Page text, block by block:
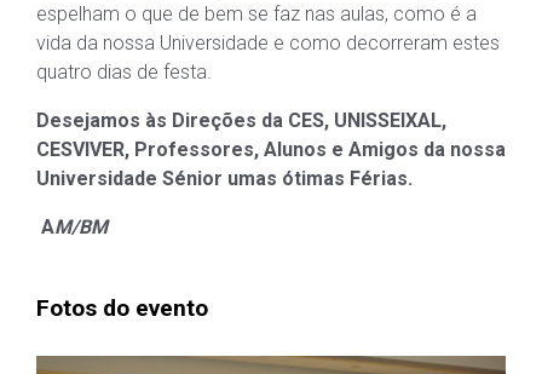
espelham o que de bem se faz nas aulas, como é a
vida da nossa Universidade e como decorreram estes
quatro dias de festa.
Desejamos às Direções da CES, UNISSEIXAL,
CESVIVER, Professores, Alunos e Amigos da nossa
Universidade Sénior umas ótimas Férias.
AM/BM
Fotos do evento